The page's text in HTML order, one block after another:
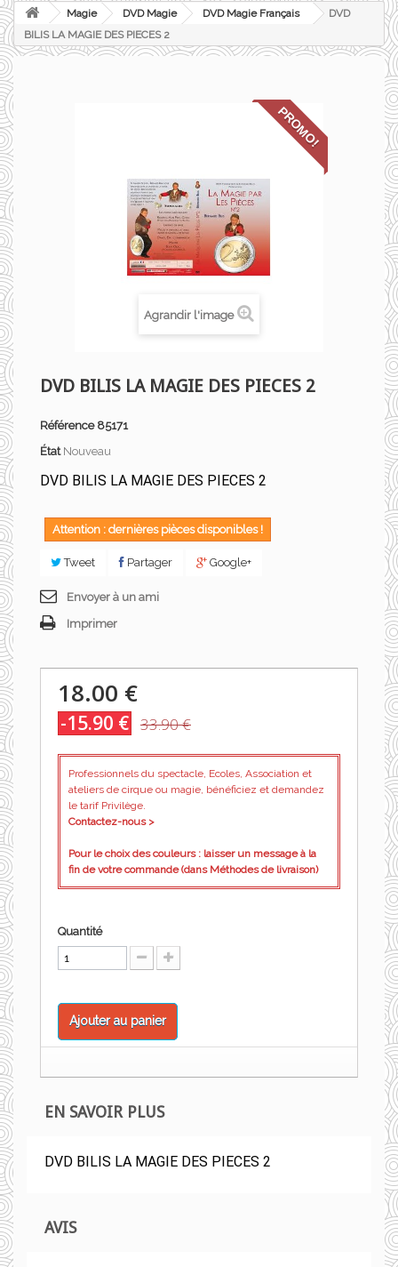
Magie DVD Magie DVD Magie Français
DVD
BILIS LA MAGIE DES PIECES 2
PROMO!
Agrandir l'image
DVD BILIS LA MAGIE DES PIECES 2
Référence 85171
État Nouveau
DVD BILIS LA MAGIE DES PIECES 2
Attention : dernières pièces disponibles !
Tweet Partager Google+
Envoyer à un ami
Imprimer
18.00 €
-15.90 € 33.90 €
Professionnels du spectacle, Ecoles, Association et
ateliers de cirque ou magie, bénéficiez et demandez
le tarif Privilège.
Contactez-nous >
Pour le choix des couleurs : laisser un message à la
fin de votre commande (dans Méthodes de livraison)
Quantité
Ajouter au panier
EN SAVOIR PLUS
DVD BILIS LA MAGIE DES PIECES 2
AVIS